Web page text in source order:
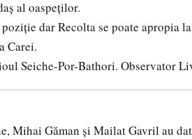
al oaspeților.
dar Recolta se poate apropia
Carei.
Seiche-Por-Bathori. Observator
Mihai Găman și Mailat Gavril au